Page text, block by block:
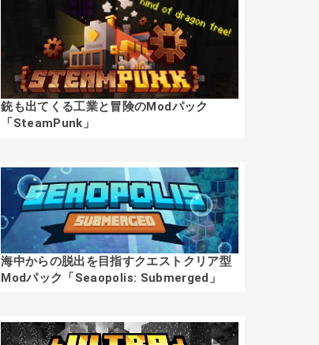
銃も出てくる工業と冒険のModパック
「SteamPunk」
海中からの脱出を目指すクエストクリア型
Modパック「Seaopolis: Submerged」